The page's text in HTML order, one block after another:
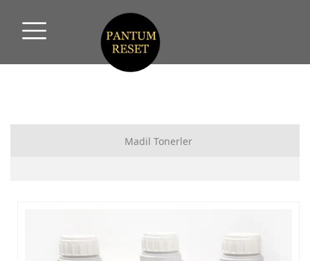
Madil Tonerler
XEROX MUADİL TONER